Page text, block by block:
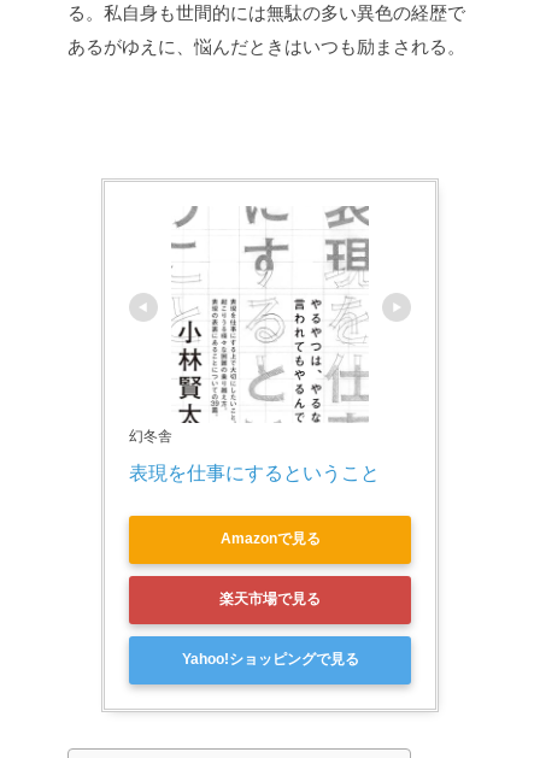
る。私自身も世間的には無駄の多い異色の経歴で
あるがゆえに、悩んだときはいつも励まされる。
幻冬舎
表現を仕事にするということ
Amazonで見る
楽天市場で見る
Yahoo!ショッピングで見る